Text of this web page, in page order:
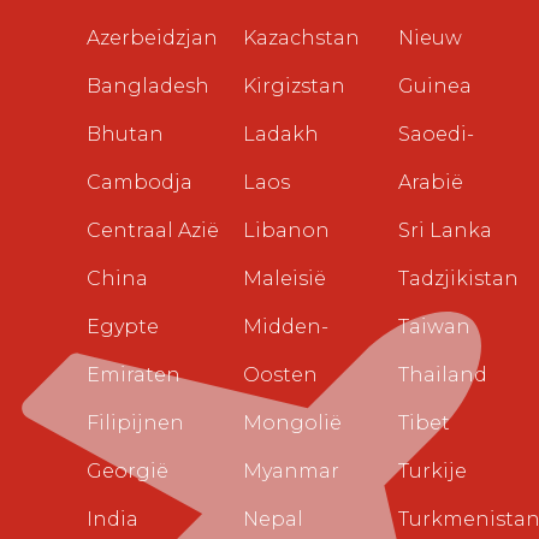
Azerbeidzjan
Bangladesh
Bhutan
Cambodja
Centraal Azië
China
Egypte
Emiraten
Filipijnen
Georgië
India
Kazachstan
Kirgizstan
Ladakh
Laos
Libanon
Maleisië
Midden-
Oosten
Mongolië
Myanmar
Nepal
Nieuw
Guinea
Saoedi-
Arabië
Sri Lanka
Tadzjikistan
Taiwan
Thailand
Tibet
Turkije